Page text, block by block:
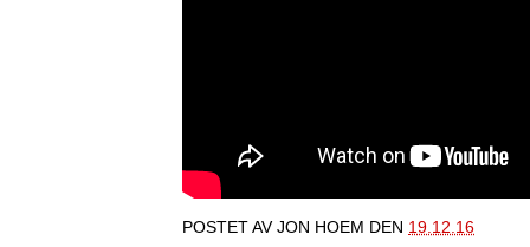
POSTET AV JON HOEM DEN 19.12.16